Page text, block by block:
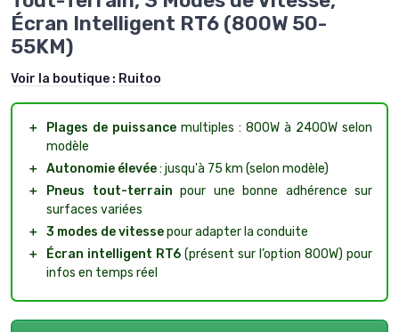
Écran Intelligent RT6 (800W 50-
55KM)
Voir la boutique : Ruitoo
＋ Plages de puissance multiples : 800W à 2400W selon
modèle
＋ Autonomie élevée: jusqu'à 75 km (selon modèle)
＋
Pneus tout-terrain pour une bonne adhérence sur
surfaces variées
＋ 3 modes de vitessepour adapter la conduite
＋
Écran intelligent RT6 (présent sur l’option 800W) pour
infos en temps réel